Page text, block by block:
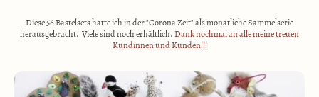
Diese 56 Bastelsets hatte ich in der "Corona Zeit" als monatliche Sammelserie
herausgebracht. Viele sind noch erhältlich.Dank nochmal an alle meine treuen
Kundinnen und Kunden!!!